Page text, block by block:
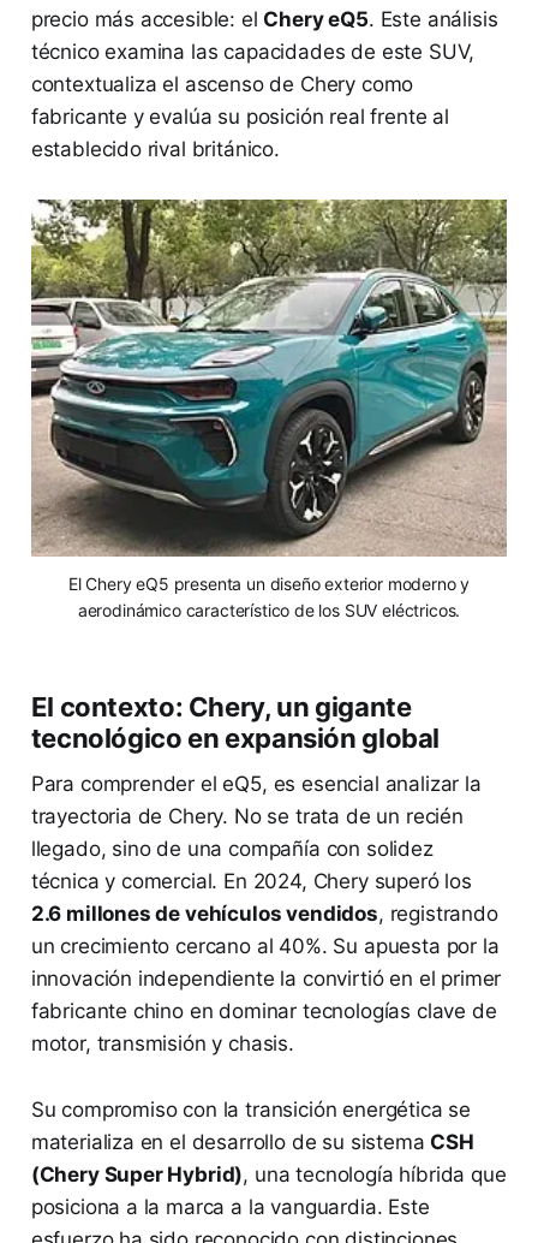
precio más accesible: el Chery eQ5. Este análisis
técnico examina las capacidades de este SUV,
contextualiza el ascenso de Chery como
fabricante y evalúa su posición real frente al
establecido rival británico.
El Chery eQ5 presenta un diseño exterior moderno y
aerodinámico característico de los SUV eléctricos.
El contexto: Chery, un gigante
tecnológico en expansión global
Para comprender el eQ5, es esencial analizar la
trayectoria de Chery. No se trata de un recién
llegado, sino de una compañía con solidez
técnica y comercial. En 2024, Chery superó los
2.6 millones de vehículos vendidos, registrando
un crecimiento cercano al 40%. Su apuesta por la
innovación independiente la convirtió en el primer
fabricante chino en dominar tecnologías clave de
motor, transmisión y chasis.
Su compromiso con la transición energética se
materializa en el desarrollo de su sistema CSH
(Chery Super Hybrid), una tecnología híbrida que
posiciona a la marca a la vanguardia. Este